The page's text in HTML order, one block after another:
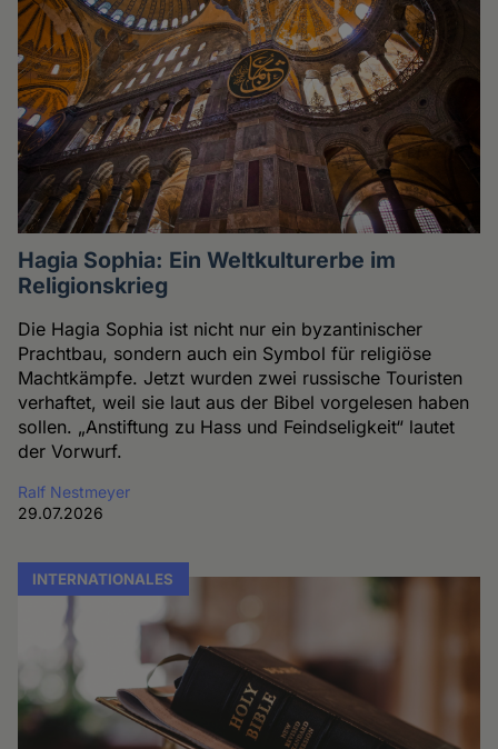
Hagia Sophia: Ein Weltkulturerbe im
Religionskrieg
Die Hagia Sophia ist nicht nur ein byzantinischer
Prachtbau, sondern auch ein Symbol für religiöse
Machtkämpfe. Jetzt wurden zwei russische Touristen
verhaftet, weil sie laut aus der Bibel vorgelesen haben
sollen. „Anstiftung zu Hass und Feindseligkeit“ lautet
der Vorwurf.
Ralf Nestmeyer
29.07.2026
INTERNATIONALES